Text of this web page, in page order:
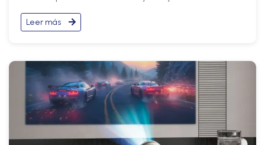
realidad. Los nuevos MOVISUN Ear Beans5 y Ear
Beans6 llegan para ofrecerte una experiencia
Leer más